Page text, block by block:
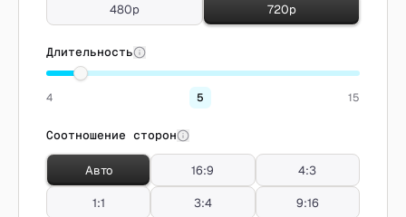
480p 720p
Длительность
4 5 15
Соотношение сторон
Авто 16:9 4:3
1:1 3:4 9:16